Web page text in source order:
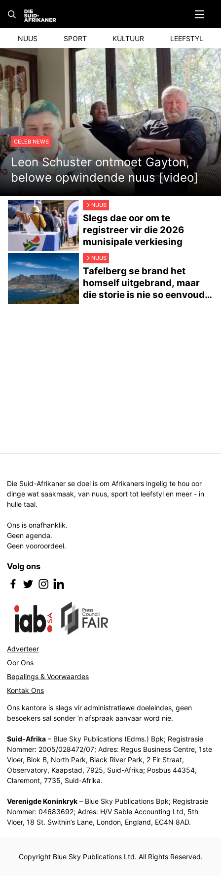
content
NUUS SPORT KULTUUR LEEFSTYL
CELEB NEWS
Leon Schuster ontmoet Gayton,
belowe opwindende nuus [video]
NUUS
Slegs dae oor om te
registreer vir die 2026
munisipale verkiesing
NUUS
Tafelberg se brand het
homself uitgebrand, maar
die storie is nie so eenvoudig
Die Suid-Afrikaner se doel is om Afrikaners ingelig te hou oor
dinge wat saakmaak, van nuus, sport tot leefstyl en meer - in
hulle taal.
Ons is onafhanklik.
Geen agenda.
Geen vooroordeel.
Volg ons
Adverteer
Oor Ons
Bepalings & Voorwaardes
Kontak Ons
Ons kantore is slegs vir administratiewe doeleindes, geen
besoekers sal sonder ‘n afspraak aanvaar word nie.
Suid-Afrika – Blue Sky Publications (Edms.) Bpk; Registrasie
Nommer: 2005/028472/07; Adres: Regus Business Centre, 1ste
Vloer, Blok B, North Park, Black River Park, 2 Fir Straat,
Observatory, Kaapstad, 7925, Suid-Afrika; Posbus 44354,
Claremont, 7735, Suid-Afrika.
Verenigde Koninkryk – Blue Sky Publications Bpk; Registrasie
Nommer: 04683692; Adres: H/V Sable Accounting Ltd, 5th
Vloer, 18 St. Swithin’s Lane, London, England, EC4N 8AD.
Copyright Blue Sky Publications Ltd. All Rights Reserved.